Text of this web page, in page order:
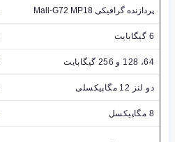
پردازنده گرافیکی Mali-G72 MP18
6 گیگابایت
64، 128 و 256 گیگابایت
دو لنز 12 مگاپیکسلی
8 مگاپیکسل